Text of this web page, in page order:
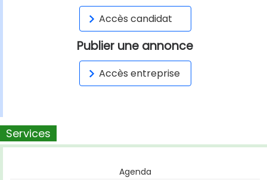
Accès candidat
Publier une annonce
Accès entreprise
Services
Agenda